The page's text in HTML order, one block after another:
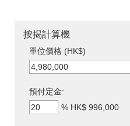
按揭計算機
單位價格 (HK$)
預付定金:
% HK$ 996,000